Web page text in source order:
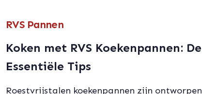
RVS Pannen
Koken met RVS Koekenpannen: De
Essentiële Tips
Roestvrijstalen koekenpannen zijn ontworpen